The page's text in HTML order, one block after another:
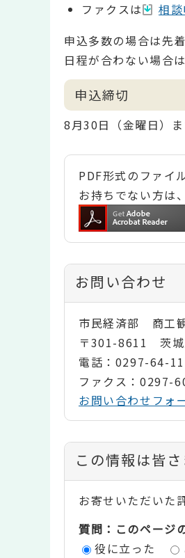
ファクスは
相
申込多数の場合は先
日程が合わない場合
申込締切
8月30日（金曜日）
PDF形式のファイ
お持ちでない方は
お問い合わせ
市民経済部 商工
〒301-8611 茨城
電話：0297-64-
ファクス：0297-
お問い合わせフォ
コ
ン
テ
ン
この情報は皆
お寄せいただいた
質問：このページ
役に立った